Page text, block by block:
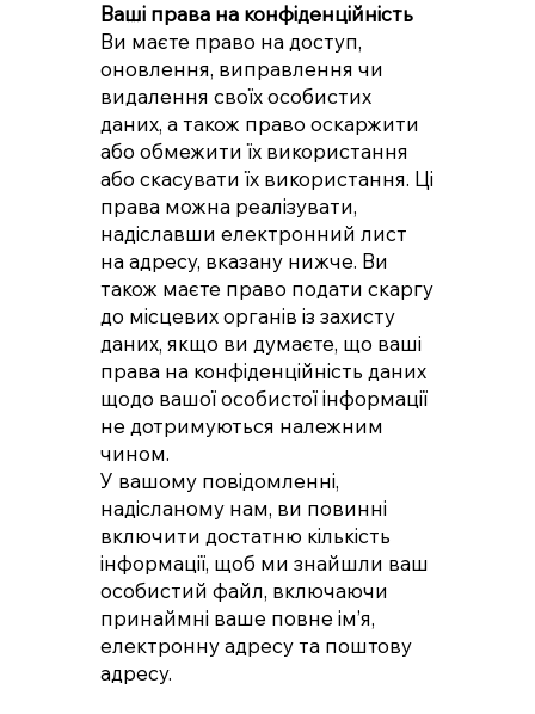
Ваші права на конфіденційність
Ви маєте право на доступ,
оновлення, виправлення чи
видалення своїх особистих
даних, а також право оскаржити
або обмежити їх використання
або скасувати їх використання. Ці
права можна реалізувати,
надіславши електронний лист
на адресу, вказану нижче. Ви
також маєте право подати скаргу
до місцевих органів із захисту
даних, якщо ви думаєте, що ваші
права на конфіденційність даних
щодо вашої особистої інформації
не дотримуються належним
чином.
У вашому повідомленні,
надісланому нам, ви повинні
включити достатню кількість
інформації, щоб ми знайшли ваш
особистий файл, включаючи
принаймні ваше повне ім’я,
електронну адресу та поштову
адресу.